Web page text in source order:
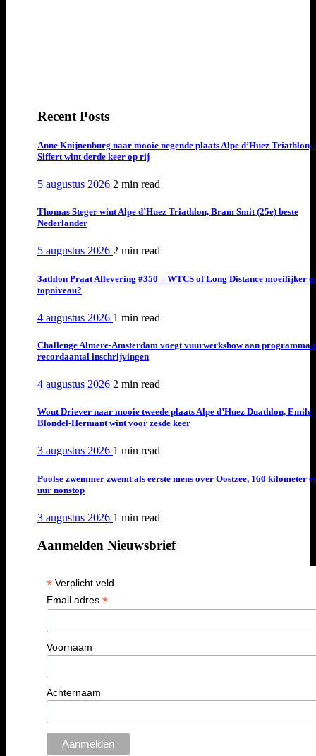
Recent Posts
Anne Knijnenburg naar mooie negende plaats Alpe d’Huez Triathlon,
Siffert wint derde keer op rij
5 augustus 2026 2 min read
Thomas Steger wint Alpe d’Huez Triathlon, Bram Smit (25e) beste
Nederlander
5 augustus 2026 2 min read
3athlon Praat Aflevering #350 – WTCS of Long Distance moeilijker
topniveau?
4 augustus 2026 1 min read
Challenge Almere-Amsterdam voegt vuurwerkshow aan programma
recordaantal inschrijvingen
4 augustus 2026 2 min read
Wout Driever naar mooie tweede plaats Alpe d’Huez Duathlon, Emile
Blondel-Hermant wint voor zesde keer
3 augustus 2026 1 min read
Poolse zwemmer zwemt als eerste mens over Oostzee, 160 kilometer
uur nonstop
3 augustus 2026 1 min read
Aanmelden Nieuwsbrief
*Verplicht veld
Email adres *
Voornaam
Achternaam